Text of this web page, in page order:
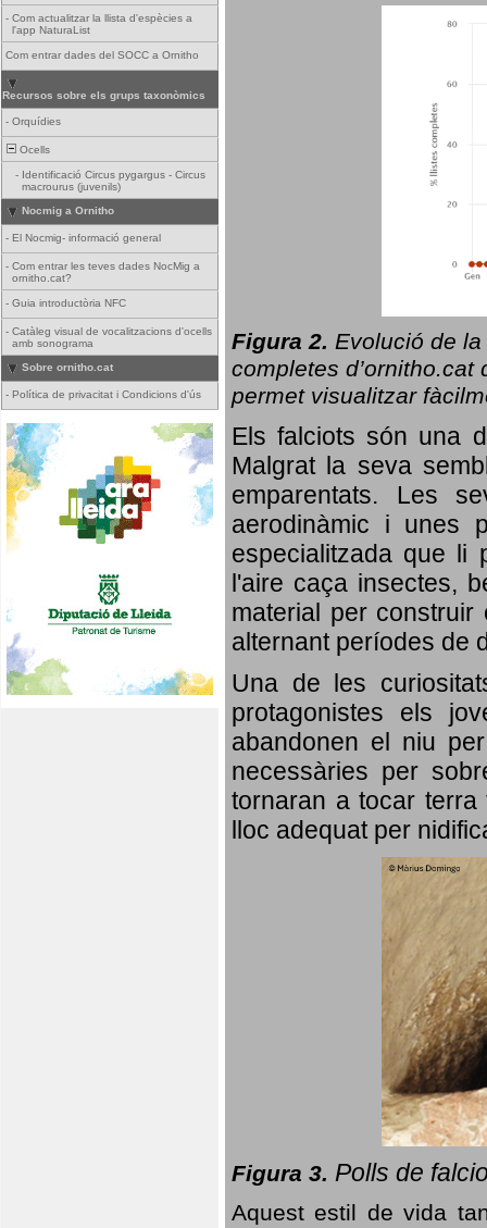
- Com actualitzar la llista d'espècies a
l'app NaturaList
Com entrar dades del SOCC a Ornitho
Recursos sobre els grups taxonòmics
- Orquídies
Ocells
- Identificació Circus pygargus - Circus
macrourus (juvenils)
Nocmig a Ornitho
- El Nocmig- informació general
- Com entrar les teves dades NocMig a
ornitho.cat?
- Guia introductòria NFC
- Catàleg visual de vocalitzacions d'ocells
amb sonograma
Sobre ornitho.cat
- Política de privacitat i Condicions d'ús
Figura 2. Evolució de la
completes d’ornitho.cat
permet visualitzar
Els falciots són una
Malgrat la seva
emparentats. Les
aerodinàmic i unes
especialitzada que li
l'aire caça insectes,
material per
alternant períodes de
Una de les
protagonistes els
abandonen el niu
necessàries per
tornaran a tocar
lloc adequat per
Figura 3. Polls de
Aquest estil de vida